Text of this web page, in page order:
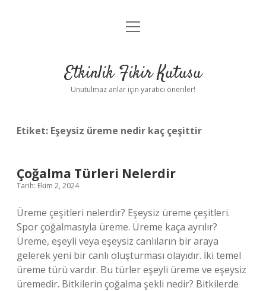
Anasayfa
Yasal Uyarı
menüyü
Etkinlik Fikir Kutusu
Unutulmaz anlar için yaratıcı öneriler!
Etiket: Eşeysiz üreme nedir kaç çeşittir
Çoğalma Türleri Nelerdir
Tarih: Ekim 2, 2024
Üreme çeşitleri nelerdir? Eşeysiz üreme çeşitleri.
Spor çoğalmasıyla üreme. Üreme kaça ayrılır?
Üreme, eşeyli veya eşeysiz canlıların bir araya
gelerek yeni bir canlı oluşturması olayıdır. İki temel
üreme türü vardır. Bu türler eşeyli üreme ve eşeysiz
üremedir. Bitkilerin çoğalma şekli nedir? Bitkilerde